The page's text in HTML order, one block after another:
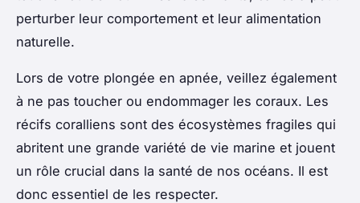
perturber leur comportement et leur alimentation
naturelle.
Lors de votre plongée en apnée, veillez également
à ne pas toucher ou endommager les coraux. Les
récifs coralliens sont des écosystèmes fragiles qui
abritent une grande variété de vie marine et jouent
un rôle crucial dans la santé de nos océans. Il est
donc essentiel de les respecter.